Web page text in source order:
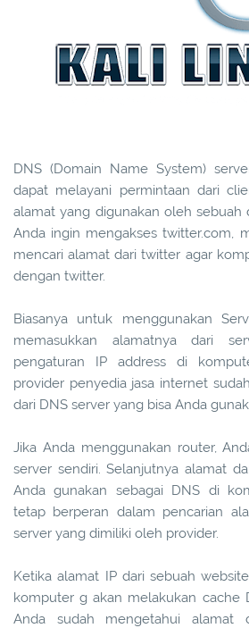
DNS (Domain Name System)
dapat melayani permintaan dari
alamat yang digunakan oleh sebuah
Anda ingin mengakses twitter.com,
mencari alamat dari twitter agar
dengan twitter.
Biasanya untuk menggunakan
memasukkan alamatnya dari
pengaturan IP address di
provider penyedia jasa internet
dari DNS server yang bisa Anda
Jika Anda menggunakan router,
server sendiri. Selanjutnya alamat
Anda gunakan sebagai DNS di
tetap berperan dalam pencarian
server yang dimiliki oleh provider.
Ketika alamat IP dari sebuah
komputer g akan melakukan cache
Anda sudah mengetahui alamat